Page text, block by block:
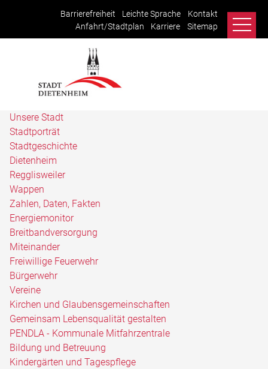
Barrierefreiheit Leichte Sprache
Kontakt
Anfahrt/Stadtplan
Karriere Sitemap
Unsere Stadt
Stadtporträt
Stadtgeschichte
Dietenheim
Regglisweiler
Wappen
Zahlen, Daten, Fakten
Energiemonitor
Breitbandversorgung
Miteinander
Freiwillige Feuerwehr
Bürgerwehr
Vereine
Kirchen und Glaubensgemeinschaften
Gemeinsam Lebensqualität gestalten
PENDLA - Kommunale Mitfahrzentrale
Bildung und Betreuung
Kindergärten und Tagespflege